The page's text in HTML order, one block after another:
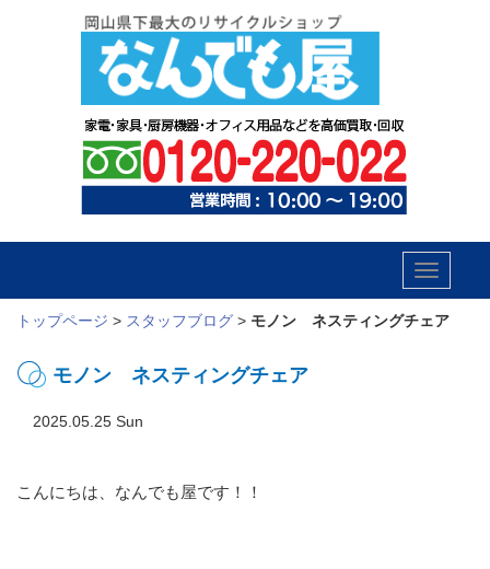
Toggle
トップページ > スタッフブログ > モノン ネスティングチェア
モノン ネスティングチェア
2025.05.25 Sun
こんにちは、なんでも屋です！！